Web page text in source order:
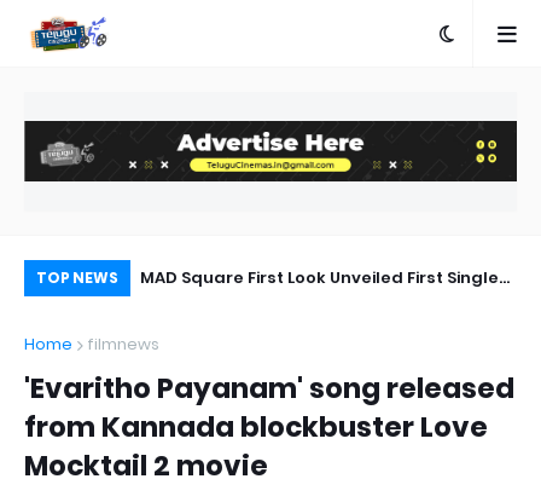
TOP NEWS
Review
MAD Square First Look Unveiled First Single
Home
filmnews
'Evaritho Payanam' song released
from Kannada blockbuster Love
Mocktail 2 movie